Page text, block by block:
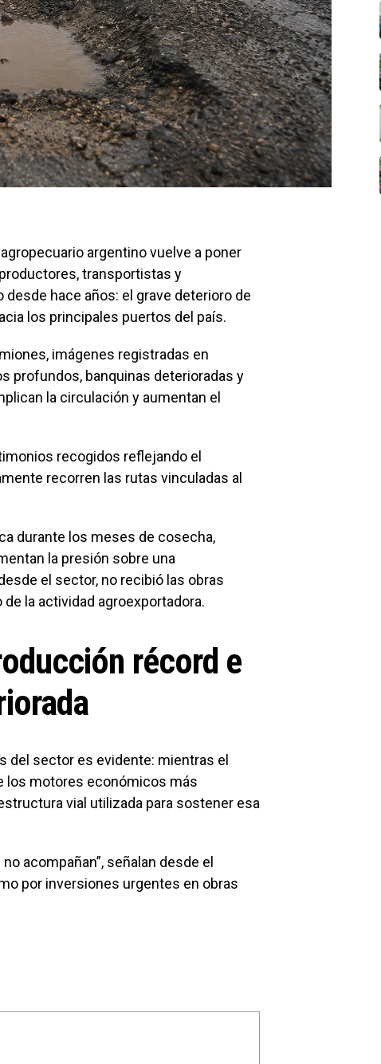
argentino vuelve a poner
transportistas y
hace años: el grave deterioro de
los principales puertos del país.
imágenes registradas en
profundos, banquinas deterioradas y
la circulación y aumentan el
recogidos reflejando el
recorren las rutas vinculadas al
durante los meses de cosecha,
la presión sobre una
el sector, no recibió las obras
la actividad agroexportadora.
récord e
del sector es evidente: mientras el
los motores económicos más
vial utilizada para sostener esa
acompañan”, señalan desde el
por inversiones urgentes en obras